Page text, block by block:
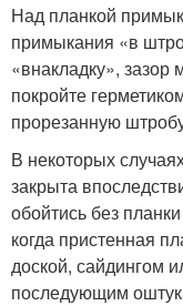
Над планкой
примыкания «в
«внакладку»,
покройте
прорезанную
В некоторых
закрыта
обойтись без
когда пристенная
доской, сайдингом
последующим